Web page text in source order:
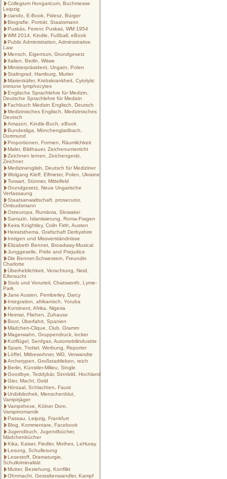
Collegium Hungaricum, Buchmesse
Leipzig
ciando, E-Book, Fidesz, Bürger
Biografie, Porträt, Staatsmann
Puskás, Ferenc Puskas, WM 1954
WM 2014, Kindle, Fußball, eBook
Public Administration, Administrative
Law
Mensch, Eigentum, Grundgesetz
Italien, Berlin, Witwe
Ministerpräsident, Ungarn, Polen
Stalingrad, Hamburg, Mutter
Marienkäfer, Krebskrankheit, Cytolytic
immune lymphocytes
Englische Sprachlehre für Medizin,
Deutsche Sprachlehre für Medizin
Fachbuch Medizin Englisch, Deutsch
Medizinisches Englisch, Medizinisches
Deutsch
Amazon, Kindle-Buch, eBook
Bundesliga, Mönchengladbach,
Dortmund
Proportionen, Formen, Räumlichkeit
Maler, Bildhauer, Zeichenunterricht
Zeichnen lernen, Zeichengerät,
Zeichner
Medizinenglish, Deutsch für Mediziner
Wolgang Kleff, Elfmeter, Polen, Ukraine
Torwart, Stürmer, Mittelfeld
Grundgesetz, Neue Ungarische
Verfassaung
Staatsanwaltschaft, prosecutor,
Ombudsmann
Osteuropa, Rumänia, Slowakei
Sarrazin, Islamisierung, Roma-Fragen
Keira Knightley, Colin Firth, Austen
Heiratsthema, Grafschaft Derbyshire
Intrigen und Missverständnisse
Elizabeth Bennet, Broadway-Musical
Junggeselle, Pride and Prejudice
Die Bennet-Schwestern, Freundin
Charlotte
Überheblichkeit, Verachtung, Neid,
Eifersucht
Stolz und Vorurteil, Chatsworth, Lyme-
Park
Jane Austen, Pemberley, Darcy
Integration, afrikanisch, Yoruba
Kontinent, Afrika, Nigeria
Heimat, Fliehen, Zuhause
Boot, Überfahrt, Spanien
Mädchen-Clique, Club, Gramm
Magerwahn, Gruppendruck, locker
Kotflügel, Senfgas, Automobilindustrie
Spam, Trottel, Werbung, Reporter
Löffel, Mitbewohner, WG, Verwandte
Archetypen, Großstadtleben, reich
Berlin, Künstler-Milieu, Single
Goodbye, Teddybär, Sinnbild, Hochland
Gier, Macht, Geld
Hörsaal, Schlachten, Faust
Unibibliothek, Menschenblut,
Vampirjäger
Vampirhexe, Kölner Dom,
Vampirromantik
Passau. Leipzig, Frankfurt
Blog, Kommentare, Facebook
Jugendbuch, Jugendbücher,
Mädchenbücher
Kika, Kaiser, Fiedler, Mothes, LeHuray
Lesung, Schullesung
Lesestoff, Dramaturgie,
Schulkriminalität
Mutter, Beziehung, Konflikt
Ohnmacht, Gestaltenwandler, Kampf